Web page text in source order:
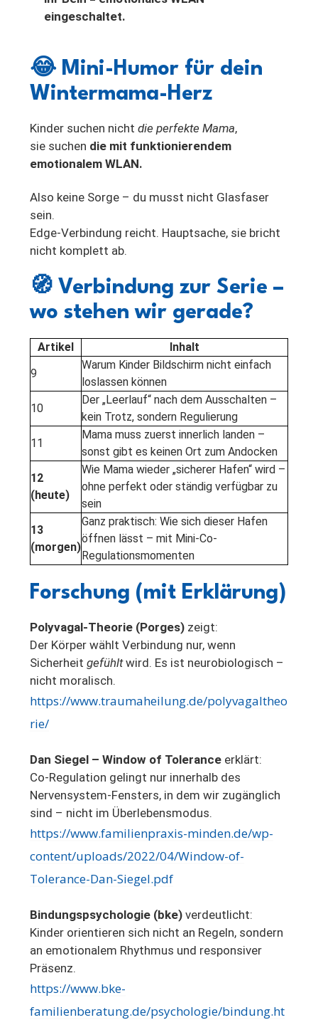
eingeschaltet.
😂 Mini-Humor für dein
Wintermama-Herz
Kinder suchen nicht die perfekte Mama,
sie suchen die mit funktionierendem
emotionalem WLAN.
Also keine Sorge – du musst nicht Glasfaser
sein.
Edge-Verbindung reicht. Hauptsache, sie bricht
nicht komplett ab.
🧭 Verbindung zur Serie –
wo stehen wir gerade?
Artikel
Inhalt
9
Warum Kinder Bildschirm nicht einfach
loslassen können
10
Der „Leerlauf“ nach dem Ausschalten –
kein Trotz, sondern Regulierung
11
Mama muss zuerst innerlich landen –
sonst gibt es keinen Ort zum Andocken
12
(heute)
Wie Mama wieder „sicherer Hafen“ wird –
ohne perfekt oder ständig verfügbar zu
sein
13
(morgen)
Ganz praktisch: Wie sich dieser Hafen
öffnen lässt – mit Mini-Co-
Regulationsmomenten
Forschung (mit Erklärung)
Polyvagal-Theorie (Porges) zeigt:
Der Körper wählt Verbindung nur, wenn
Sicherheit gefühltwird. Es ist neurobiologisch –
nicht moralisch.
https://www.traumaheilung.de/polyvagaltheo
rie/
Dan Siegel – Window of Tolerance erklärt:
Co-Regulation gelingt nur innerhalb des
Nervensystem-Fensters, in dem wir zugänglich
sind – nicht im Überlebensmodus.
https://www.familienpraxis-minden.de/wp-
content/uploads/2022/04/Window-of-
Tolerance-Dan-Siegel.pdf
Bindungspsychologie (bke) verdeutlicht:
Kinder orientieren sich nicht an Regeln, sondern
an emotionalem Rhythmus und responsiver
Präsenz.
https://www.bke-
familienberatung.de/psychologie/bindung.ht